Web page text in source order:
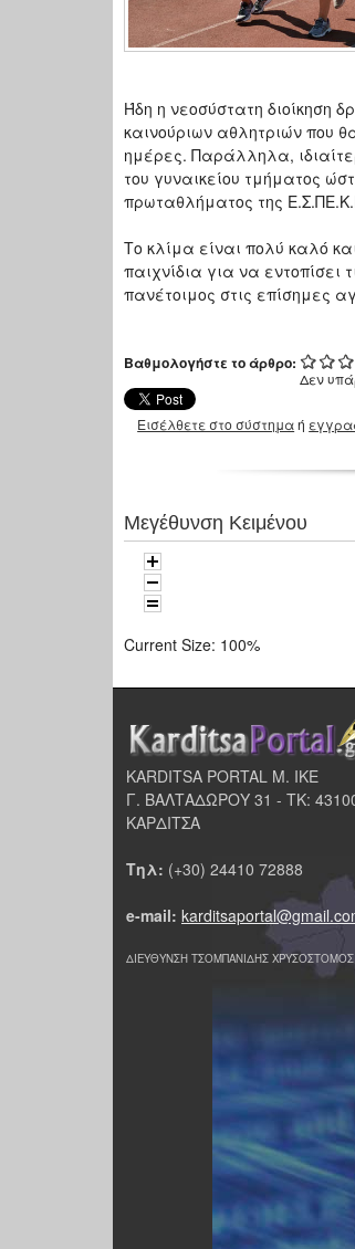
Ήδη η νεοσύστατη διοίκηση
καινούριων αθλητριών που
ημέρες. Παράλληλα,
του γυναικείου τμήματος
πρωταθλήματος της
Το κλίμα είναι πολύ καλό
παιχνίδια για να
πανέτοιμος στις επίσημες
Βαθμολογήστε το άρθρο:
Δεν
Εισέλθετε στο σύστημαή
Μεγέθυνση Κειμένου
Current Size: 100%
KARDITSA PORTAL Μ. ΙΚΕ
Γ. ΒΑΛΤΑΔΩΡΟΥ 31 - ΤΚ:
ΚΑΡΔΙΤΣΑ
Τηλ: (+30) 24410 72888
e-mail:
ΔΙΕΥΘΥΝΣΗ ΤΣΟΜΠΑΝΙΔΗΣ ΧΡΥΣΟΣΤΟΜΟΣ